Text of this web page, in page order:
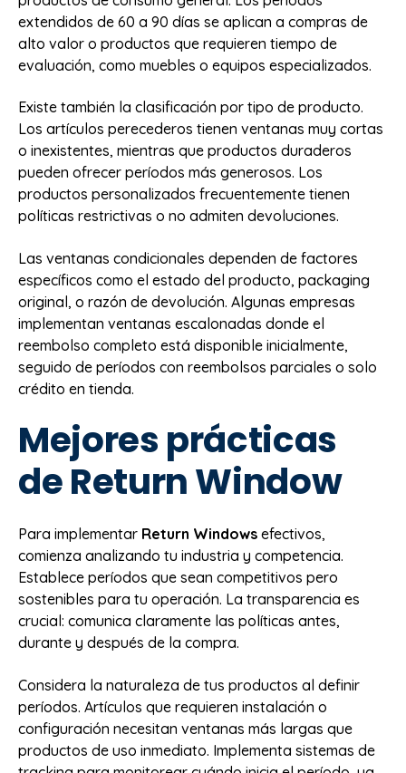
extendidos de 60 a 90 días se aplican a compras de
alto valor o productos que requieren tiempo de
evaluación, como muebles o equipos especializados.
Existe también la clasificación por tipo de producto.
Los artículos perecederos tienen ventanas muy cortas
o inexistentes, mientras que productos duraderos
pueden ofrecer períodos más generosos. Los
productos personalizados frecuentemente tienen
políticas restrictivas o no admiten devoluciones.
Las ventanas condicionales dependen de factores
específicos como el estado del producto, packaging
original, o razón de devolución. Algunas empresas
implementan ventanas escalonadas donde el
reembolso completo está disponible inicialmente,
seguido de períodos con reembolsos parciales o solo
crédito en tienda.
Mejores prácticas
de Return Window
Para implementar Return Windows efectivos,
comienza analizando tu industria y competencia.
Establece períodos que sean competitivos pero
sostenibles para tu operación. La transparencia es
crucial: comunica claramente las políticas antes,
durante y después de la compra.
Considera la naturaleza de tus productos al definir
períodos. Artículos que requieren instalación o
configuración necesitan ventanas más largas que
productos de uso inmediato. Implementa sistemas de